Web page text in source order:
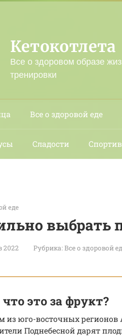
Кетокотлета
Все о здоровом образе
тренировки
Все о здоровой еде
Сладости
еде
выбрать
2022 Рубрика:Все о здоровой
это за фрукт?
из юго-восточных
Поднебесной дарят